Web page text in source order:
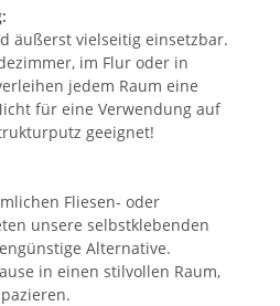
äußerst vielseitig einsetzbar.
im Flur oder in
jedem Raum eine
für eine Verwendung auf
geeignet!
Fliesen- oder
unsere selbstklebenden
Alternative.
in einen stilvollen Raum,